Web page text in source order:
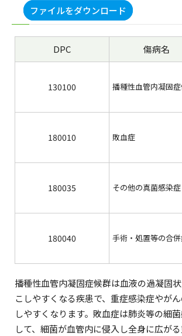
ファイルをダウンロード
DPC 傷病名
130100 播種性血管内凝固
180010 敗血症
180035 その他の真菌感染症
180040 手術・処置等の合
播種性血管内凝固症候群は血液の過凝固
こしやすくなる疾患で、重症感染症やが
しやすくなります。敗血症は肺炎等の細
して、細菌が血管内に侵入し全身に広が